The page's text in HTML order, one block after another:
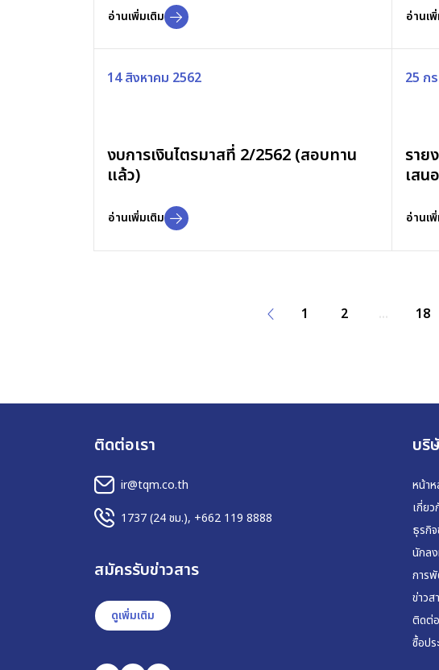
อ่านเพิ่มเติม อ่านเ
14 สิงหาคม 2562
งบการเงินไตรมาสที่ 2/2562 (สอบทาน
แล้ว)
อ่านเพิ่มเติม
25 ก
ราย
เสน
อ่านเ
1 2 ... 18
ติดต่อเรา
ir@tqm.co.th
1737(24 ชม.), +662 119 8888
สมัครรับข่าวสาร
ดูเพิ่มเติม
บริ
หน้า
เกี่ยว
ธุรกิจ
นักล
การ
ข่าวส
ติดต่อ
ซื้อปร